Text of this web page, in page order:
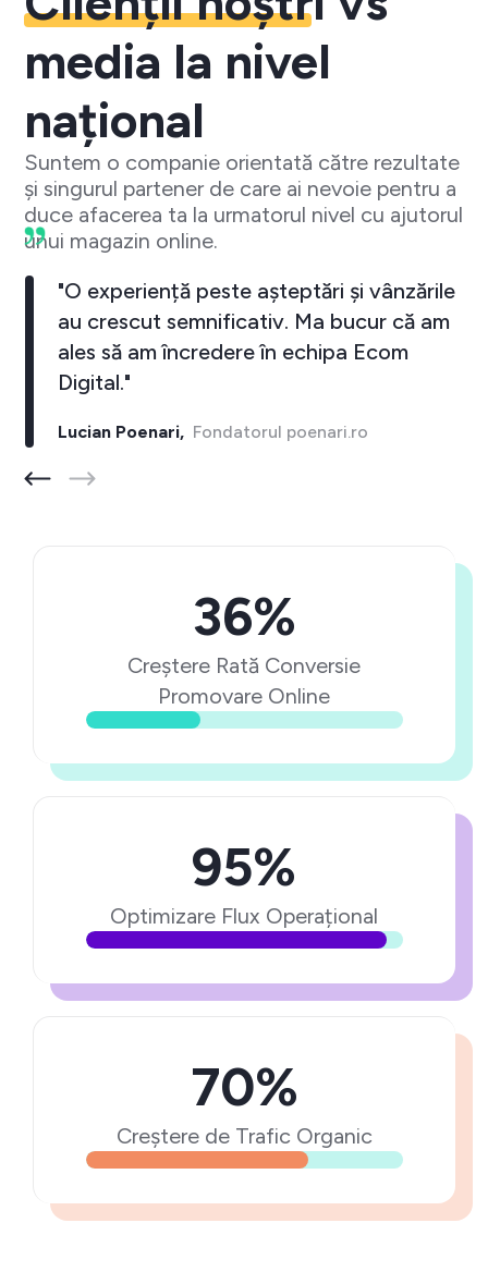
media la nivel
național
Suntem o companie orientată către rezultate
și singurul partener de care ai nevoie pentru a
duce afacerea ta la urmatorul nivel cu ajutorul
unui magazin online.
"O experiență peste așteptări și vânzările
au crescut semnificativ. Ma bucur că am
ales să am încredere în echipa Ecom
Digital."
Lucian Poenari,Fondatorul poenari.ro
36%
Creștere Rată Conversie
Promovare Online
95%
Optimizare Flux Operațional
70%
Creștere de Trafic Organic